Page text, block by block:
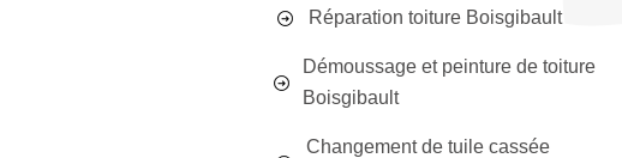
Réparation toiture Boisgibault
Démoussage et peinture de toiture
Boisgibault
Changement de tuile cassée